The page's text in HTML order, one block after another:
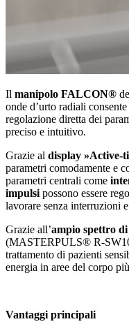
Il manipolo FALCON®
onde d’urto radiali consente
regolazione diretta dei
preciso e intuitivo.
Grazie al display »Active-
parametri comodamente e
parametri centrali come
impulsi possono essere
lavorare senza interruzioni
Grazie all’ampio spettro
(MASTERPULS® R-
trattamento di pazienti
energia in aree del corpo
Vantaggi principali